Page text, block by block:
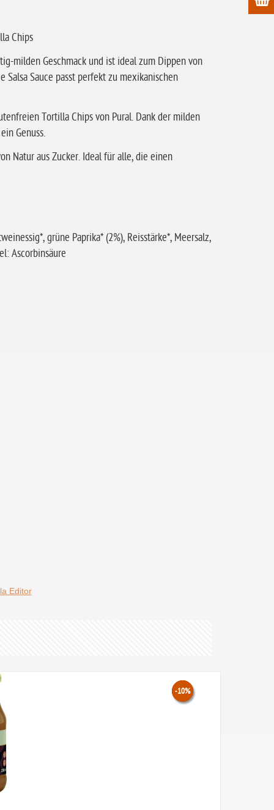
Chips
milden Geschmack und ist ideal zum Dippen von
Salsa Sauce passt perfekt zu mexikanischen
Tortilla Chips von Pural. Dank der milden
Genuss.
Natur aus Zucker. Ideal für alle, die einen
grüne Paprika* (2%), Reisstärke*, Meersalz,
Ascorbinsäure
Editor
-10%
-10%
-10%